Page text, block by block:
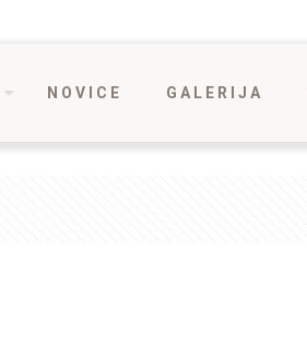
NOVICE GALERIJA